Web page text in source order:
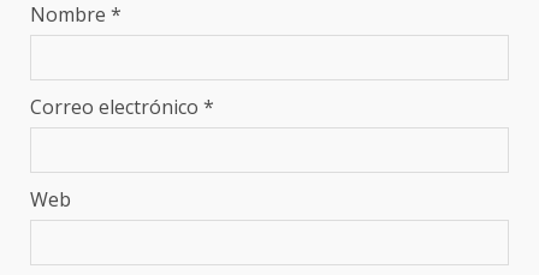
Nombre *
Correo electrónico *
Web